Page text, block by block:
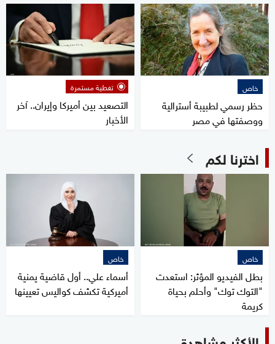
خاص
حظر رسمي لطبيبة أسترالية
ووصفتها في مصر
تغطية مستمرة
التصعيد بين أميركا وإيران.. آخر
الأخبار
اخترنا لكم
خاص
بطل الفيديو المؤثر: استعدت
"التوك توك" وأحلم بحياة
كريمة
خاص
أسماء علي.. أول قاضية يمنية
أميركية تكشف كواليس تعيينها